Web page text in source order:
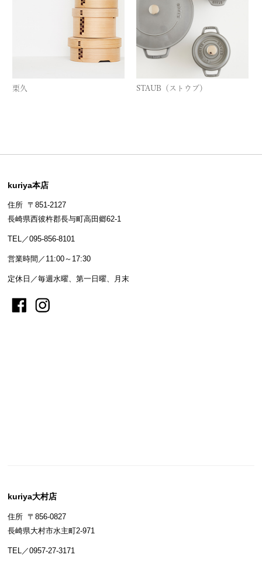
栗久 STAUB（ストウブ）
kuriya本店
住所 〒851-2127
長崎県西彼杵郡長与町高田郷62-1
TEL／095-856-8101
営業時間／11:00～17:30
定休日／毎週水曜、第一日曜、月末
kuriya大村店
住所 〒856-0827
長崎県大村市水主町2-971
TEL／0957-27-3171